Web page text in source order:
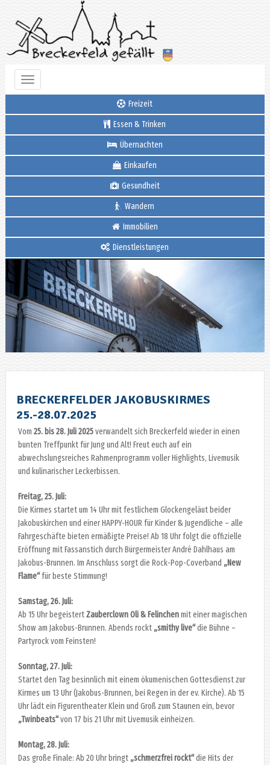
Toggle
navigation
Freizeit
Essen & Trinken
Übernachten
Einkaufen
Gesundheit
Wandern
Immobilien
Dienstleistungen
BRECKERFELDER JAKOBUSKIRMES
25.-28.07.2025
Vom 25. bis 28. Juli 2025verwandelt sich Breckerfeld wieder in einen
bunten Treffpunkt für Jung und Alt! Freut euch auf ein
abwechslungsreiches Rahmenprogramm voller Highlights, Livemusik
und kulinarischer Leckerbissen.
Freitag, 25. Juli:
Die Kirmes startet um 14 Uhr mit festlichem Glockengeläut beider
Jakobuskirchen und einer HAPPY-HOUR für Kinder & Jugendliche – alle
Fahrgeschäfte bieten ermäßigte Preise! Ab 18 Uhr folgt die offizielle
Eröffnung mit Fassanstich durch Bürgermeister André Dahlhaus am
Jakobus-Brunnen. Im Anschluss sorgt die Rock-Pop-Coverband „New
Flame“für beste Stimmung!
Samstag, 26. Juli:
Ab 15 Uhr begeistertZauberclown Oli & Felinchenmit einer magischen
Show am Jakobus-Brunnen. Abends rockt „smithy live“die Bühne –
Partyrock vom Feinsten!
Sonntag, 27. Juli:
Startet den Tag besinnlich mit einem ökumenischen Gottesdienst zur
Kirmes um 13 Uhr (Jakobus-Brunnen, bei Regen in der ev. Kirche). Ab 15
Uhr lädt ein Figurentheater Klein und Groß zum Staunen ein, bevor
„Twinbeats“von 17 bis 21 Uhr mit Livemusik einheizen.
Montag, 28. Juli:
Das große Finale: Ab 20 Uhr bringt „schmerzfrei rockt“die Hits der